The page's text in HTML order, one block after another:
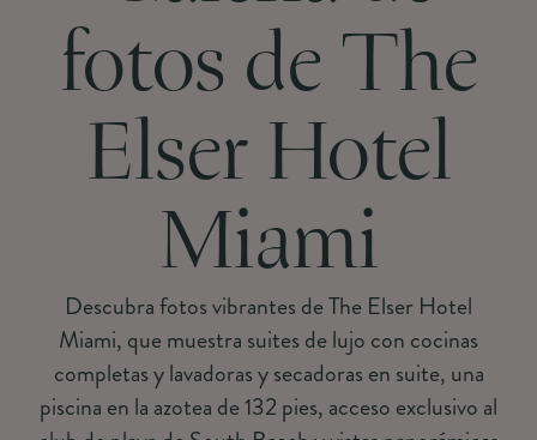
fotos de The
Elser Hotel
Miami
Descubra fotos vibrantes de The Elser Hotel
Miami, que muestra suites de lujo con cocinas
completas y lavadoras y secadoras en suite, una
piscina en la azotea de 132 pies, acceso exclusivo al